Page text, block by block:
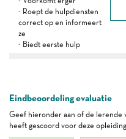
- Roept de hulpdiensten
correct op en informeert
ze
- Biedt eerste hulp
Eindbeoordeling evaluatie
Geef hieronder aan of de lerende
heeft gescoord voor deze